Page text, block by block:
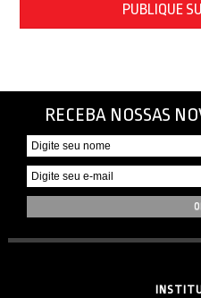
PUBLIQUE
RECEBA NOSSAS